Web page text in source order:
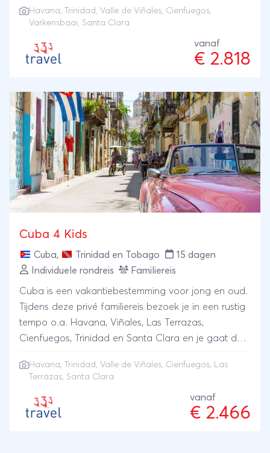
Havana, Trinidad , Valle de Viñales, Cienfuegos,
Varkensbaai, Santa Clara
vanaf
€ 2.818
Cuba 4 Kids
Cuba, Trinidad en Tobago
15 dagen
Individuele rondreis
Familiereis
Cuba is een vakantiebestemming voor jong en oud.
Tijdens deze privé familiereis bezoek je in een rustig
tempo o.a. Havana, Viñales, Las Terrazas,
Cienfuegos, Trinidad en Santa Clara en je gaat de
Havana, Trinidad , Valle de Viñales, Cienfuegos, Las
Terrazas, Santa Clara
vanaf
€ 2.466